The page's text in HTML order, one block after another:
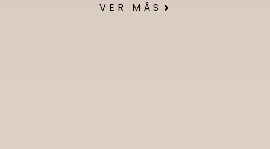
VER MÁS